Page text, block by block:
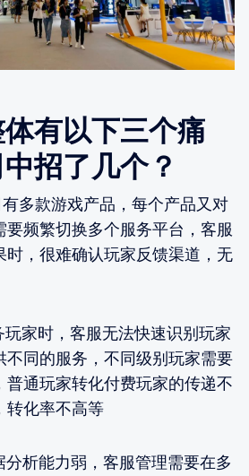
有以下三个痛
招了几个？
多款游戏产品，每个产品又对
要频繁切换多个服务平台，客服
时，很难确认玩家反馈渠道，无
玩家时，客服无法快速识别玩家
不同的服务，不同级别玩家需要
普通玩家转化付费玩家的传递不
转化率不高等
分析能力弱，客服管理需要在多